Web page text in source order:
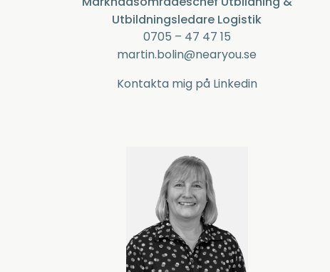
Utbildningsledare Logistik
0705 – 47 47 15
martin.bolin@nearyou.se
Kontakta mig på Linkedin